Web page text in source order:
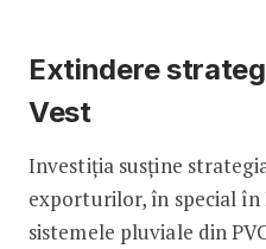
Extindere
Vest
Investiția susține
exporturilor, în special în
sistemele pluviale din